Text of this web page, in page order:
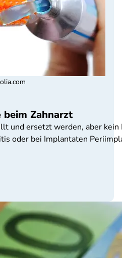
Zahnarzt
und ersetzt werden, aber
oder bei Implantaten